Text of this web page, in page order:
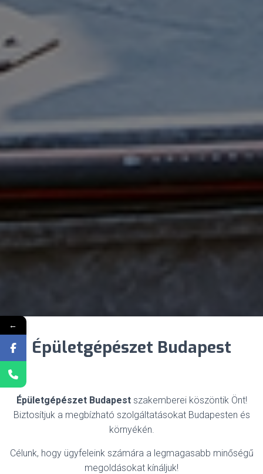
Épületgépészet Budapest
Épületgépészet Budapestszakemberei köszöntik Önt!
Biztosítjuk a megbízható szolgáltatásokat Budapesten és
környékén.
Célunk, hogy ügyfeleink számára a legmagasabb minőségű
megoldásokat kínáljuk!
←